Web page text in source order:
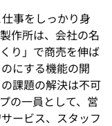
事をしっかり身
作所は、会社の名
り」で商売を伸ば
にする機能の開
課題の解決は不可
の一員として、営
ービス、スタッフ